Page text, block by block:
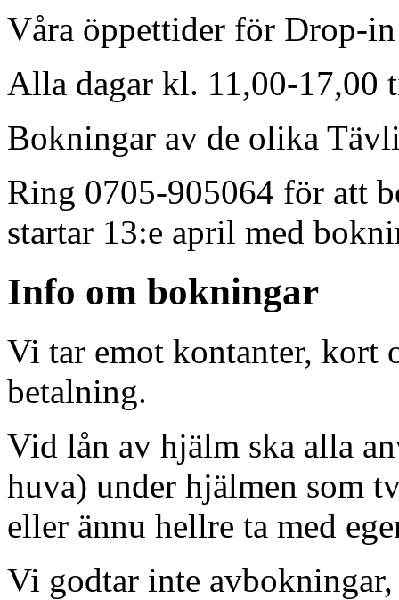
Våra öppettider för Drop-
Alla dagar kl. 11,00-17,00
Bokningar av de olika
Ring 0705-905064 för att
startar 13:e april med
Info om bokningar
Vi tar emot kontanter, kort
betalning.
Vid lån av hjälm ska alla
huva) under hjälmen som
eller ännu hellre ta med
Vi godtar inte